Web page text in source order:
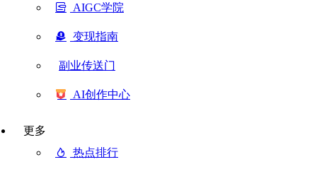
AIGC学院
变现指南
副业传送门
AI创作中心
更多
热点排行